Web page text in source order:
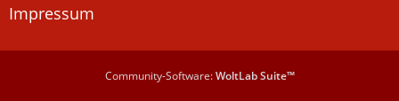
Impressum
Community-Software:WoltLab Suite™